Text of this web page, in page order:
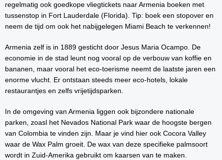
regelmatig ook goedkope vliegtickets naar Armenia boeken met
tussenstop in Fort Lauderdale (Florida). Tip: boek een stopover en
neem de tijd om ook het nabijgelegen Miami Beach te verkennen!
Armenia zelf is in 1889 gesticht door Jesus Maria Ocampo. De
economie in de stad leunt nog vooral op de verbouw van koffie en
bananen, maar vooral het eco-toerisme neemt de laatste jaren een
enorme vlucht. Er ontstaan steeds meer eco-hotels, lokale
restaurantjes en zelfs vrijetijdsparken.
In de omgeving van Armenia liggen ook bijzondere nationale
parken, zoasl het Nevados National Park waar de hoogste bergen
van Colombia te vinden zijn. Maar je vind hier ook Cocora Valley
waar de Wax Palm groeit. De wax van deze specifieke palmsoort
wordt in Zuid-Amerika gebruikt om kaarsen van te maken.